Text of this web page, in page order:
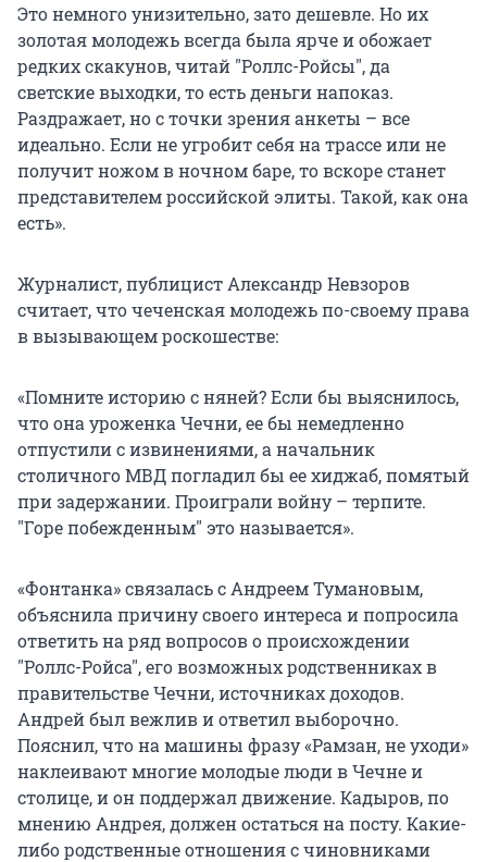
Это немного унизительно, зато дешевле. Но их
золотая молодежь всегда была ярче и обожает
редких скакунов, читай "Роллс-Ройсы", да
светские выходки, то есть деньги напоказ.
Раздражает, но с точки зрения анкеты – все
идеально. Если не угробит себя на трассе или не
получит ножом в ночном баре, то вскоре станет
представителем российской элиты. Такой, как она
есть».
Журналист, публицист Александр Невзоров
считает, что чеченская молодежь по-своему права
в вызывающем роскошестве:
«Помните историю с няней? Если бы выяснилось,
что она уроженка Чечни, ее бы немедленно
отпустили с извинениями, а начальник
столичного МВД погладил бы ее хиджаб, помятый
при задержании. Проиграли войну – терпите.
"Горе побежденным" это называется».
«Фонтанка» связалась с Андреем Тумановым,
объяснила причину своего интереса и попросила
ответить на ряд вопросов о происхождении
"Роллс-Ройса", его возможных родственниках в
правительстве Чечни, источниках доходов.
Андрей был вежлив и ответил выборочно.
Пояснил, что на машины фразу «Рамзан, не уходи»
наклеивают многие молодые люди в Чечне и
столице, и он поддержал движение. Кадыров, по
мнению Андрея, должен остаться на посту. Какие-
либо родственные отношения с чиновниками